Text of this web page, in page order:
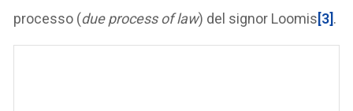
processo (due process of law) del signor Loomis[3].